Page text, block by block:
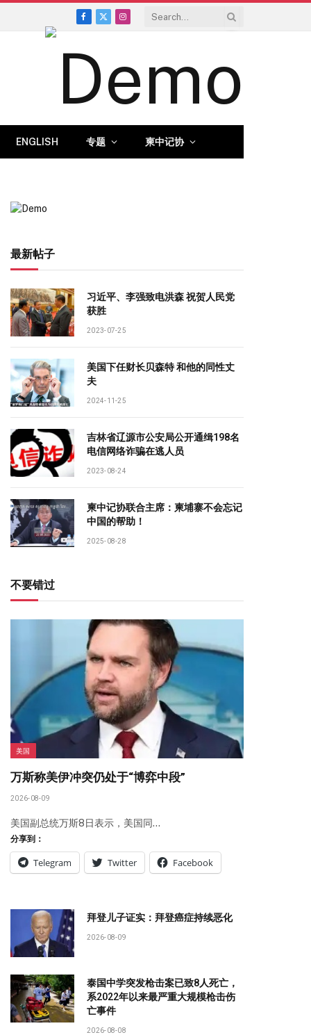
Facebook
X
Instagram
ENGLISH 专题 柬中记协
最新帖子
习近平、李强致电洪森 祝贺人民党
获胜
2023-07-25
美国下任财长贝森特 和他的同性丈
夫
2024-11-25
吉林省辽源市公安局公开通缉198名
电信网络诈骗在逃人员
2023-08-24
柬中记协联合主席：柬埔寨不会忘记
中国的帮助！
2025-08-28
不要错过
美国
万斯称美伊冲突仍处于“博弈中段”
2026-08-09
美国副总统万斯8日表示，美国同…
分享到：
Telegram Twitter Facebook
拜登儿子证实：拜登癌症持续恶化
2026-08-09
泰国中学突发枪击案已致8人死亡，
系2022年以来最严重大规模枪击伤
亡事件
2026-08-08